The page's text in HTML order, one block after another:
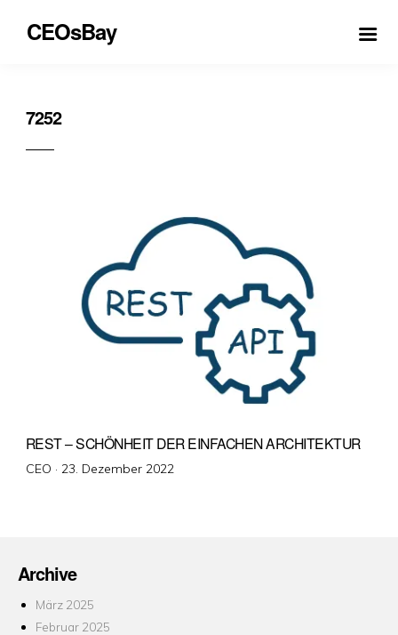
CEOsBay
7252
REST – SCHÖNHEIT DER EINFACHEN ARCHITEKTUR
CEO · Veröffentlicht
23. Dezember 2022
Archive
März 2025
Februar 2025